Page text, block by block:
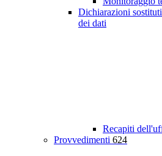
Dichiarazioni
dei dati
Recapiti
Provvedimenti 624